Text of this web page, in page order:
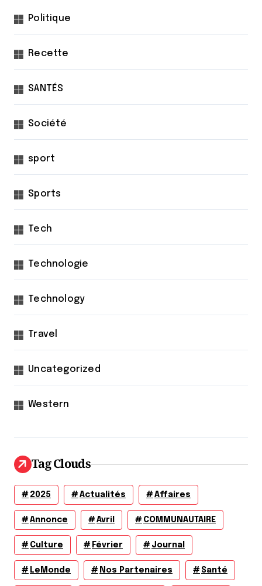
Politique
Recette
SANTÉS
Société
sport
Sports
Tech
Technologie
Technology
Travel
Uncategorized
Western
Tag Clouds
2025 Actualités Affaires
Annonce Avril COMMUNAUTAIRE
Culture Février Journal
LeMonde Nos Partenaires Santé